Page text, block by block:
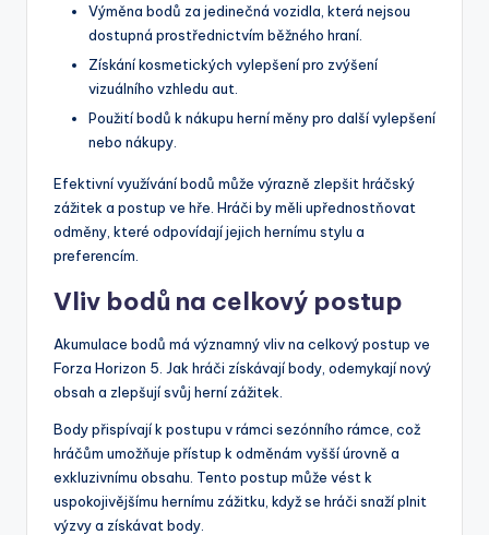
Výměna bodů za jedinečná vozidla, která nejsou
dostupná prostřednictvím běžného hraní.
Získání kosmetických vylepšení pro zvýšení
vizuálního vzhledu aut.
Použití bodů k nákupu herní měny pro další vylepšení
nebo nákupy.
Efektivní využívání bodů může výrazně zlepšit hráčský
zážitek a postup ve hře. Hráči by měli upřednostňovat
odměny, které odpovídají jejich hernímu stylu a
preferencím.
Vliv bodů na celkový postup
Akumulace bodů má významný vliv na celkový postup ve
Forza Horizon 5. Jak hráči získávají body, odemykají nový
obsah a zlepšují svůj herní zážitek.
Body přispívají k postupu v rámci sezónního rámce, což
hráčům umožňuje přístup k odměnám vyšší úrovně a
exkluzivnímu obsahu. Tento postup může vést k
uspokojivějšímu hernímu zážitku, když se hráči snaží plnit
výzvy a získávat body.